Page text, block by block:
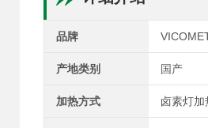
品牌
产地类别 国产
加热方式 卤素灯加